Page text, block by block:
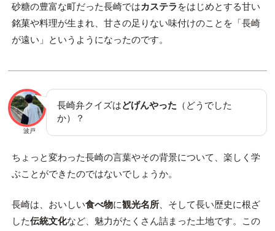
砂糖の豊富な町だった長崎ではカステラをはじめとする甘い
銘菓や料理が生まれ、甘さの足りない味付けのことを「長崎
が遠い」というようになったのです。
波戸
長崎弁クイズはどげんやった （どうでした
か）？
ちょっと変わった長崎の言葉やその背景について、楽しく学
ぶことができたのではないでしょうか。
長崎は、おいしい食べ物に観光名所、そして長い歴史に根ざ
した伝統文化など、魅力がたくさん詰まった土地です。この